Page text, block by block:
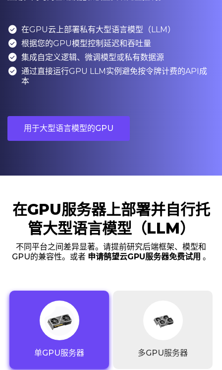
 在GPU云上部署私有大型语言模型（LLM）
 根据您的GPU模型控制延迟和吞吐量
 集成自定义逻辑、微调模型或私有数据源
 通过直接运行GPU LLM实例避免按令牌计费的API成
本
用于大型语言模型的GPU
在GPU服务器上部署并自行托
管大型语言模型（LLM）
不同平台之间差异显著。请提前研究后端框架、模型和
GPU的兼容性。或者 申请鹄望云GPU服务器免费试用 。
单GPU服务器 多GPU服务器